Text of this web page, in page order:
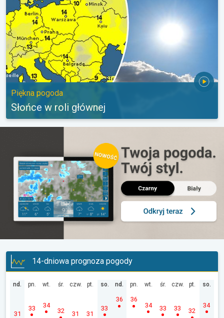
Piękna pogoda
Słońce w roli głównej
14-dniowa prognoza pogody
nd.
31
pn.
33
wt.
34
śr.
32
czw.
31
pt.
31
so.
33
nd.
36
pn.
36
wt.
34
śr.
33
czw.
33
pt.
32
so.
34